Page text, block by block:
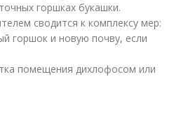
горшках букашки.
сводится к комплексу мер:
горшок и новую почву, если
помещения дихлофосом или